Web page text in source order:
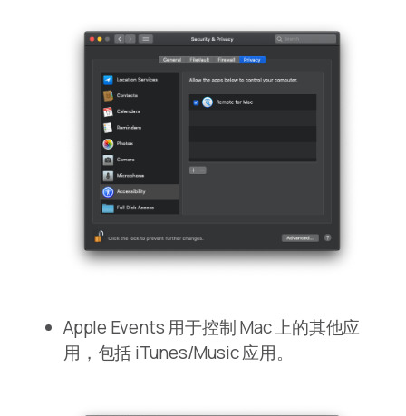
Apple Events 用于控制 Mac 上的其他应
用，包括 iTunes/Music 应用。